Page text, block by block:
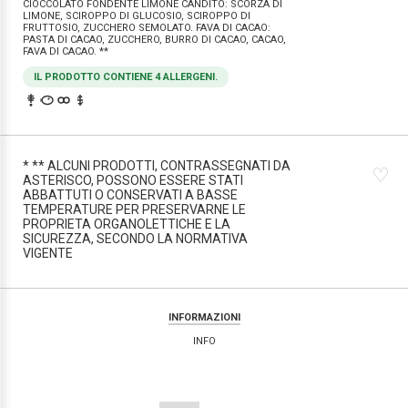
CIOCCOLATO FONDENTE LIMONE CANDITO: SCORZA DI
LIMONE, SCIROPPO DI GLUCOSIO, SCIROPPO DI
FRUTTOSIO, ZUCCHERO SEMOLATO. FAVA DI CACAO:
PASTA DI CACAO, ZUCCHERO, BURRO DI CACAO, CACAO,
FAVA DI CACAO. **
IL PRODOTTO CONTIENE 4 ALLERGENI.
* ** ALCUNI PRODOTTI, CONTRASSEGNATI DA
ASTERISCO, POSSONO ESSERE STATI
ABBATTUTI O CONSERVATI A BASSE
TEMPERATURE PER PRESERVARNE LE
PROPRIETA ORGANOLETTICHE E LA
SICUREZZA, SECONDO LA NORMATIVA
VIGENTE
♡
INFORMAZIONI
INFO